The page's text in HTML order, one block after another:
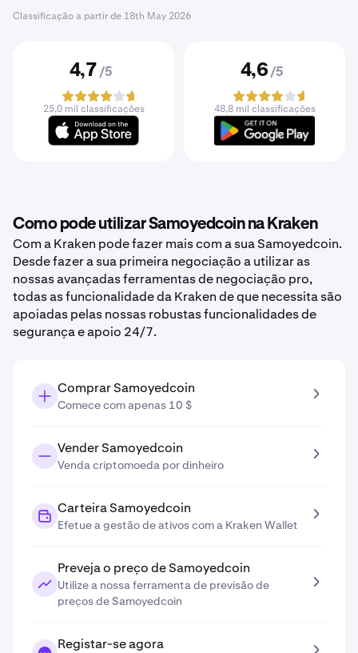
Classificação a partir de 18th May 2026
4,7 /5
25,0 mil classificações
4,6 /5
48,8 mil classificações
Como pode utilizar Samoyedcoin na Kraken
Com a Kraken pode fazer mais com a sua Samoyedcoin.
Desde fazer a sua primeira negociação a utilizar as
nossas avançadas ferramentas de negociação pro,
todas as funcionalidade da Kraken de que necessita são
apoiadas pelas nossas robustas funcionalidades de
segurança e apoio 24/7.
Comprar Samoyedcoin
Comece com apenas 10 $
Vender Samoyedcoin
Venda criptomoeda por dinheiro
Carteira Samoyedcoin
Efetue a gestão de ativos com a Kraken Wallet
Preveja o preço de Samoyedcoin
Utilize a nossa ferramenta de previsão de
preços de Samoyedcoin
Registar-se agora